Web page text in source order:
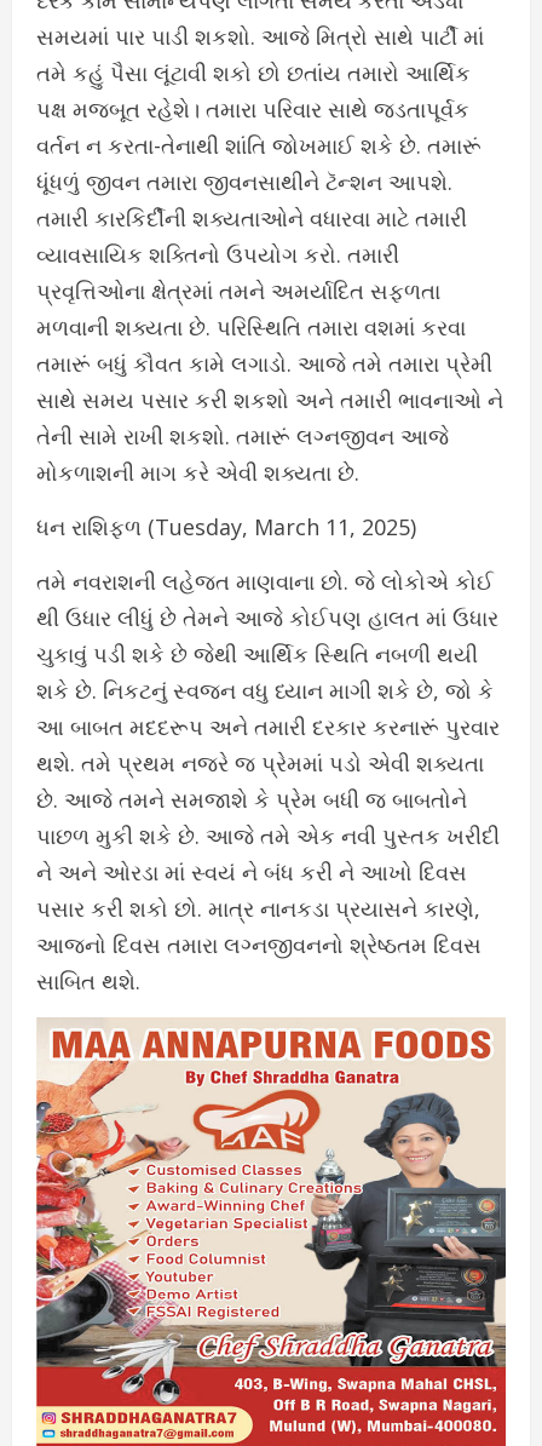
સમયમાં પાર પાડી શકશો. આજે મિત્રો સાથે પાર્ટી માં
તમે કહું પૈસા લૂંટાવી શકો છો છતાંય તમારો આર્થિક
પક્ષ મજબૂત રહેશે। તમારા પરિવાર સાથે જડતાપૂર્વક
વર્તન ન કરતા-તેનાથી શાંતિ જોખમાઈ શકે છે. તમારૂં
ધૂંધળું જીવન તમારા જીવનસાથીને ટૅન્શન આપશે.
તમારી કારકિર્દીની શક્યતાઓને વધારવા માટે તમારી
વ્યાવસાયિક શક્તિનો ઉપયોગ કરો. તમારી
પ્રવૃત્તિઓના ક્ષેત્રમાં તમને અમર્યાદિત સફળતા
મળવાની શક્યતા છે. પરિસ્થિતિ તમારા વશમાં કરવા
તમારૂં બધું કૌવત કામે લગાડો. આજે તમે તમારા પ્રેમી
સાથે સમય પસાર કરી શકશો અને તમારી ભાવનાઓ ને
તેની સામે રાખી શકશો. તમારૂં લગ્નજીવન આજે
મોકળાશની માગ કરે એવી શક્યતા છે.
ધન રાશિફળ (Tuesday, March 11, 2025)
તમે નવરાશની લહેજત માણવાના છો. જે લોકોએ કોઈ
થી ઉધાર લીધું છે તેમને આજે કોઈપણ હાલત માં ઉધાર
ચુકાવું પડી શકે છે જેથી આર્થિક સ્થિતિ નબળી થયી
શકે છે. નિકટનું સ્વજન વધુ ધ્યાન માગી શકે છે, જો કે
આ બાબત મદદરૂપ અને તમારી દરકાર કરનારૂં પુરવાર
થશે. તમે પ્રથમ નજરે જ પ્રેમમાં પડો એવી શક્યતા
છે. આજે તમને સમજાશે કે પ્રેમ બધી જ બાબતોને
પાછળ મુકી શકે છે. આજે તમે એક નવી પુસ્તક ખરીદી
ને અને ઓરડા માં સ્વયં ને બંધ કરી ને આખો દિવસ
પસાર કરી શકો છો. માત્ર નાનકડા પ્રયાસને કારણે,
આજનો દિવસ તમારા લગ્નજીવનનો શ્રેષ્ઠતમ દિવસ
સાબિત થશે.